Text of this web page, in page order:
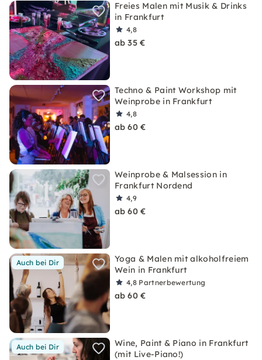
Freies Malen mit Musik & Drinks
in Frankfurt
4,8
ab 35 €
Techno & Paint Workshop mit
Weinprobe in Frankfurt
4,8
ab 60 €
Weinprobe & Malsession in
Frankfurt Nordend
4,9
ab 60 €
Auch bei Dir
Yoga & Malen mit alkoholfreiem
Wein in Frankfurt
4,8 Partnerbewertung
ab 60 €
Auch bei Dir
Wine, Paint & Piano in Frankfurt
(mit Live-Piano!)